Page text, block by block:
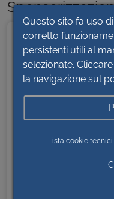
BANDI DI GARA
Disposizioni generali
Organizzazione
Consulenti
Personale
Bandi di concorso
Questo sito fa uso
corretto
persistenti utili al
selezionate.
la navigazione sul
Lista cookie